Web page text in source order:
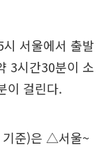
서울에서 출발
3시간30분이 소
이 걸린다.
기준)은 △서울~